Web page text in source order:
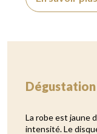
Dégustation
La robe est jaune
intensité. Le